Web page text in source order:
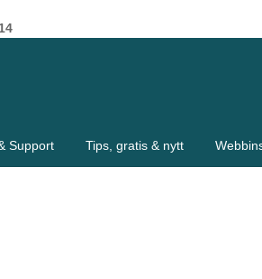
14
Support Tips, gratis & nytt